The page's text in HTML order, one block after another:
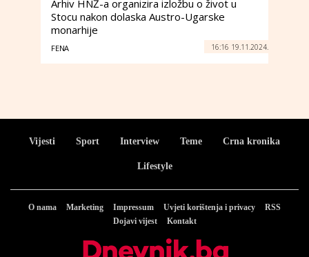
Arhiv HNŽ-a organizira izložbu o život u
Stocu nakon dolaska Austro-Ugarske
monarhije
FENA 16:16 19.11.2024.
Vijesti Sport Interview Teme Crna kronika
Lifestyle
O nama Marketing Impressum Uvjeti korištenja i privacy
RSS
Dojavi vijest
Kontakt